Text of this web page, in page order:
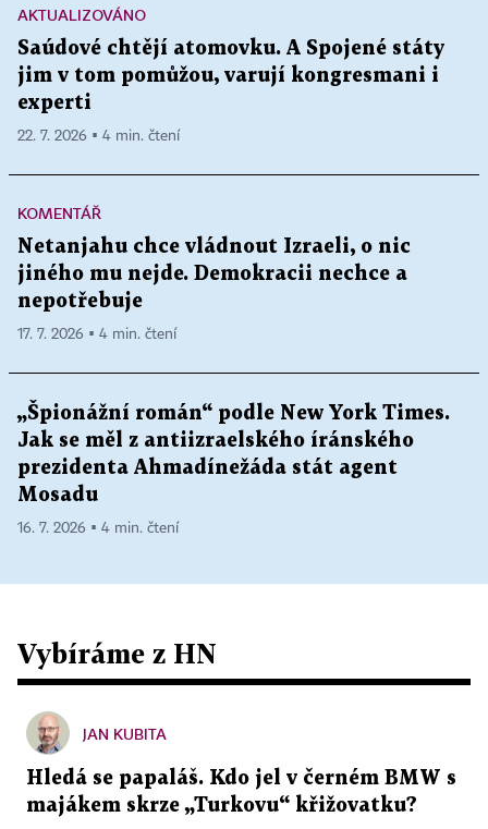
AKTUALIZOVÁNO
Saúdové chtějí atomovku. A Spojené státy
jim v tom pomůžou, varují kongresmani i
experti
22. 7. 2026 ▪ 4 min. čtení
KOMENTÁŘ
Netanjahu chce vládnout Izraeli, o nic
jiného mu nejde. Demokracii nechce a
nepotřebuje
17. 7. 2026 ▪ 4 min. čtení
„Špionážní román“ podle New York Times.
Jak se měl z antiizraelského íránského
prezidenta Ahmadínežáda stát agent
Mosadu
16. 7. 2026 ▪ 4 min. čtení
Vybíráme z HN
JAN KUBITA
Hledá se papaláš. Kdo jel v černém BMW s
majákem skrze „Turkovu“ křižovatku?